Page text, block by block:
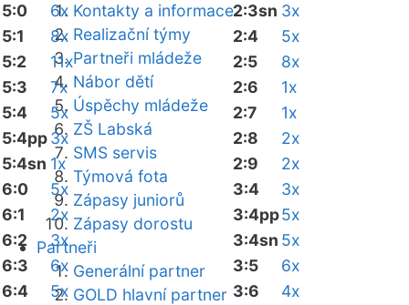
Kontakty a informace
Realizační týmy
Partneři mládeže
Nábor dětí
Úspěchy mládeže
ZŠ Labská
SMS servis
Týmová fota
Zápasy juniorů
Zápasy dorostu
Partneři
Generální partner
GOLD hlavní partner
5:0
6x
5:1
8x
5:2
11x
5:3
7x
5:4
5x
5:4pp3x
5:4sn 1x
6:0
5x
6:1
2x
6:2
3x
6:3
6x
6:4
5x
2:3sn 3x
2:4
5x
2:5
8x
2:6
1x
2:7
1x
2:8
2x
2:9
2x
3:4
3x
3:4pp5x
3:4sn 5x
3:5
6x
3:6
4x